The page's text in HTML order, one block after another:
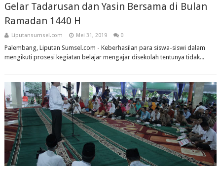
Gelar Tadarusan dan Yasin Bersama di Bulan
Ramadan 1440 H
Liputansumsel.com Mei 31, 2019 0
Palembang, Liputan Sumsel.com - Keberhasilan para siswa-siswi dalam
mengikuti prosesi kegiatan belajar mengajar disekolah tentunya tidak...